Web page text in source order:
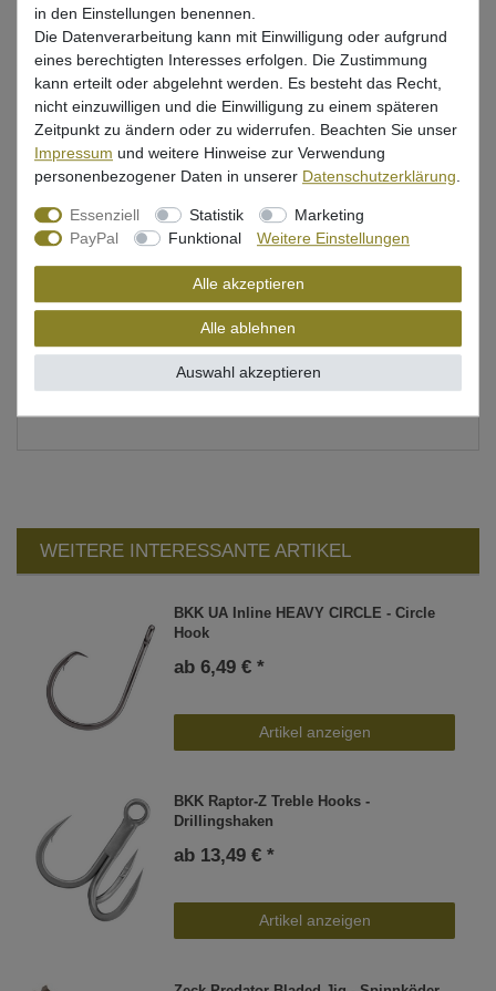
Beschreibung
Bewertung
Produktsicherheit
Zange für das Lösen von Haken von Berkley
Sicherer Halt
Entfernt Haken sicher
leicht in der Anwendung
WEITERE INTERESSANTE ARTIKEL
BKK UA Inline HEAVY CIRCLE - Circle
Hook
ab 6,49 € *
Artikel anzeigen
BKK Raptor-Z Treble Hooks -
Drillingshaken
ab 13,49 € *
Artikel anzeigen
in den Einstellungen benennen.
Die Datenverarbeitung kann mit Einwilligung oder aufgrund
eines berechtigten Interesses erfolgen. Die Zustimmung
kann erteilt oder abgelehnt werden. Es besteht das Recht,
nicht einzuwilligen und die Einwilligung zu einem späteren
Zeitpunkt zu ändern oder zu widerrufen. Beachten Sie unser
Impressum und weitere Hinweise zur Verwendung
personenbezogener Daten in unserer Daten­schutz­erklärung
Essenziell Statistik
Marketing
PayPal
Funktional Weitere Einstellungen
Alle akzeptieren
Alle ablehnen
Auswahl akzeptieren